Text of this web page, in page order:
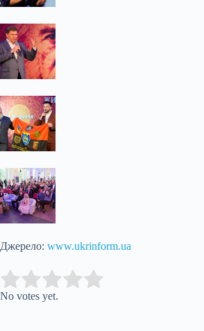
Джерело: www.ukrinform.ua
Rate this item:
No votes yet.